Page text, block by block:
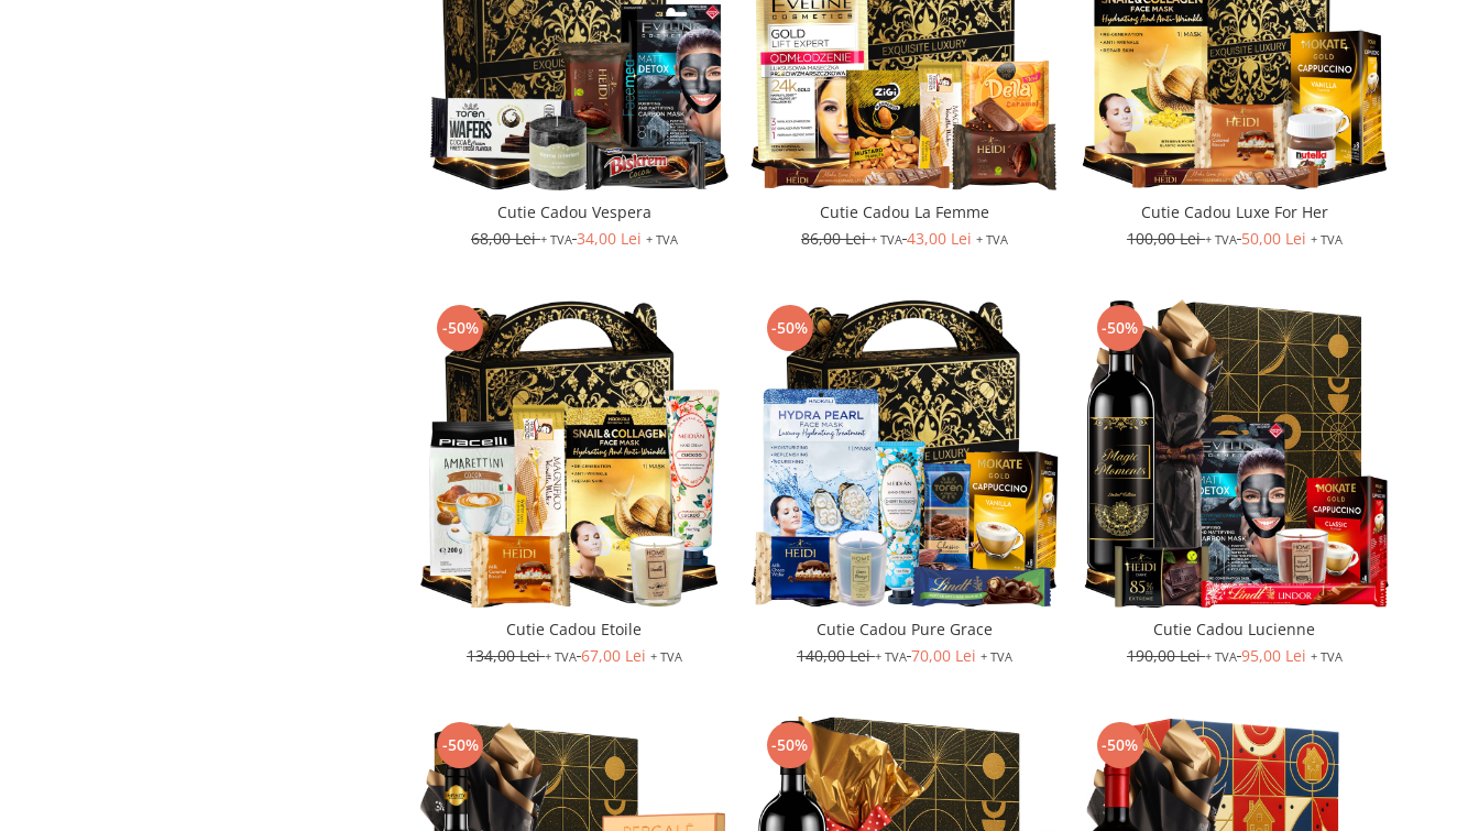
Cutie Cadou Vespera
68,00 Lei+ TVA 34,00 Lei + TVA
Cutie Cadou La Femme
86,00 Lei+ TVA 43,00 Lei + TVA
Cutie Cadou Luxe For Her
100,00 Lei+ TVA 50,00 Lei + TVA
-50%
Cutie Cadou Etoile
134,00 Lei+ TVA 67,00 Lei + TVA
-50%
Cutie Cadou Pure Grace
140,00 Lei+ TVA 70,00 Lei + TVA
-50%
Cutie Cadou Lucienne
190,00 Lei+ TVA 95,00 Lei + TVA
-50% -50% -50%